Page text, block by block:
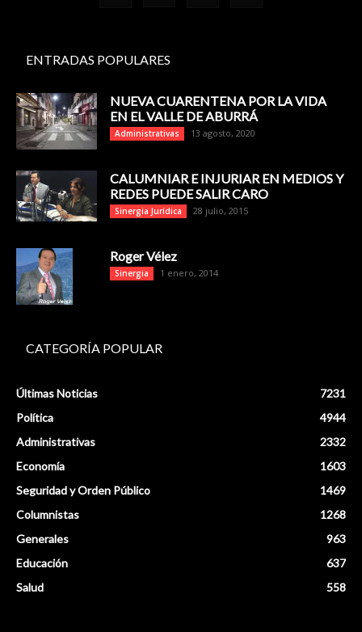
ENTRADAS POPULARES
NUEVA CUARENTENA POR LA VIDA
EN EL VALLE DE ABURRÁ
Administrativas 13 agosto, 2020
CALUMNIAR E INJURIAR EN MEDIOS Y
REDES PUEDE SALIR CARO
Sinergia Jurídica 28 julio, 2015
Roger Vélez
Sinergia 1 enero, 2014
CATEGORÍA POPULAR
Últimas Noticias
7231
Política
4944
Administrativas
2332
Economía
1603
Seguridad y Orden Público
1469
Columnistas
1268
Generales
963
Educación
637
Salud
558